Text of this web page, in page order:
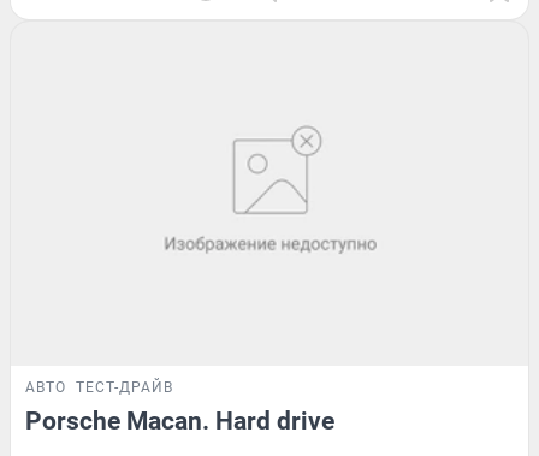
АВТО ТЕСТ-ДРАЙВ
Porsche Macan. Hard drive